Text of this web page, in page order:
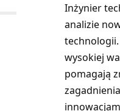
Inżynier
analizie
wysokiej
pomagają